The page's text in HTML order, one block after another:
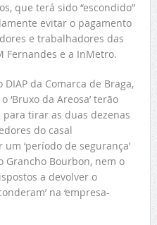
que terá sido “escondido”
evitar o pagamento
e trabalhadores das
Fernandes e a InMetro.
da Comarca de Braga,
‘Bruxo da Areosa’ terão
tirar as duas dezenas
do casal
‘período de segurança’
Grancho Bourbon, nem o
a devolver o
na ‘empresa-